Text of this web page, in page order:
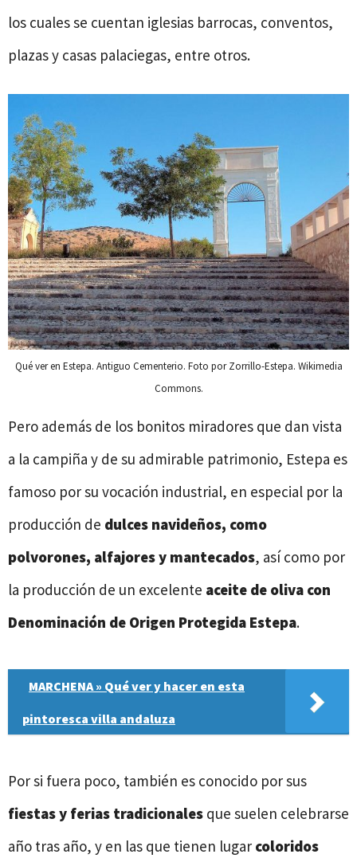
los cuales se cuentan iglesias barrocas, conventos,
plazas y casas palaciegas, entre otros.
Qué ver en Estepa. Antiguo Cementerio. Foto por Zorrillo-Estepa. Wikimedia
Commons.
Pero además de los bonitos miradores que dan vista
a la campiña y de su admirable patrimonio, Estepa es
famoso por su vocación industrial, en especial por la
producción de dulces navideños, como
polvorones, alfajores y mantecados, así como por
la producción de un excelente aceite de oliva con
Denominación de Origen Protegida Estepa.
MARCHENA » Qué ver y hacer en esta
pintoresca villa andaluza
Por si fuera poco, también es conocido por sus
fiestas y ferias tradicionales que suelen celebrarse
año tras año, y en las que tienen lugar coloridos